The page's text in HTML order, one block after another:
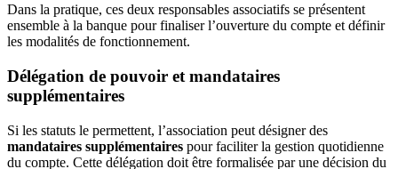
Dans la pratique, ces deux responsables associatifs se présentent
ensemble à la banque pour finaliser l’ouverture du compte et définir
les modalités de fonctionnement.
Délégation de pouvoir et mandataires
supplémentaires
Si les statuts le permettent, l’association peut désigner des
mandataires supplémentaires pour faciliter la gestion quotidienne
du compte. Cette délégation doit être formalisée par une décision du